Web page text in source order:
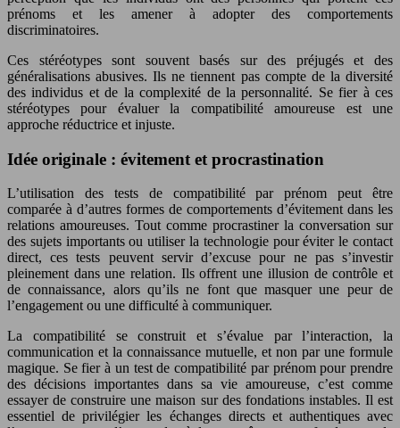
prénoms et les amener à adopter des comportements
discriminatoires.
Ces stéréotypes sont souvent basés sur des préjugés et des
généralisations abusives. Ils ne tiennent pas compte de la diversité
des individus et de la complexité de la personnalité. Se fier à ces
stéréotypes pour évaluer la compatibilité amoureuse est une
approche réductrice et injuste.
Idée originale : évitement et procrastination
L’utilisation des tests de compatibilité par prénom peut être
comparée à d’autres formes de comportements d’évitement dans les
relations amoureuses. Tout comme procrastiner la conversation sur
des sujets importants ou utiliser la technologie pour éviter le contact
direct, ces tests peuvent servir d’excuse pour ne pas s’investir
pleinement dans une relation. Ils offrent une illusion de contrôle et
de connaissance, alors qu’ils ne font que masquer une peur de
l’engagement ou une difficulté à communiquer.
La compatibilité se construit et s’évalue par l’interaction, la
communication et la connaissance mutuelle, et non par une formule
magique. Se fier à un test de compatibilité par prénom pour prendre
des décisions importantes dans sa vie amoureuse, c’est comme
essayer de construire une maison sur des fondations instables. Il est
essentiel de privilégier les échanges directs et authentiques avec